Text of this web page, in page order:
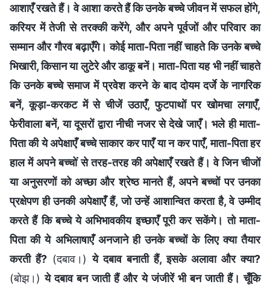
आशाएँ रखते हैं। वे आशा करते हैं कि उनके बच्चे जीवन में सफल होंगे,
करियर में तेजी से तरक्की करेंगे, और अपने पूर्वजों और परिवार का
सम्मान और गौरव बढ़ाएँगे। कोई माता-पिता नहीं चाहते कि उनके बच्चे
भिखारी, किसान या लुटेरे और डाकू बनें। माता-पिता यह भी नहीं चाहते
कि उनके बच्चे समाज में प्रवेश करने के बाद दोयम दर्जे के नागरिक
बनें, कूड़ा-करकट में से चीजें उठाएँ, फुटपाथों पर खोमचा लगाएँ,
फेरीवाला बनें, या दूसरों द्वारा नीची नजर से देखे जाएँ। भले ही माता-
पिता की ये अपेक्षाएँ बच्चे साकार कर पाएँ या न कर पाएँ, माता-पिता हर
हाल में अपने बच्चों से तरह-तरह की अपेक्षाएँ रखते हैं। वे जिन चीजों
या अनुसरणों को अच्छा और श्रेष्ठ मानते हैं, अपने बच्चों पर उनका
प्रक्षेपण ही उनकी अपेक्षाएँ हैं, जो उन्हें आशान्वित करता है, वे उम्मीद
करते हैं कि बच्चे ये अभिभावकीय इच्छाएँ पूरी कर सकेंगे। तो माता-
पिता की ये अभिलाषाएँ अनजाने ही उनके बच्चों के लिए क्या तैयार
करती हैं? (दबाव।)ये दबाव बनाती हैं, इसके अलावा और क्या?
(बोझ।)ये दबाव बन जाती हैं और ये जंजीरें भी बन जाती हैं। चूँकि